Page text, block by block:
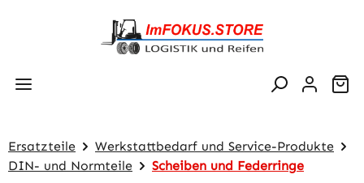
Zum Hauptinhalt springen
Ersatzteile
Werkstattbedarf und Service-Produkte
DIN- und Normteile
Scheiben und Federringe